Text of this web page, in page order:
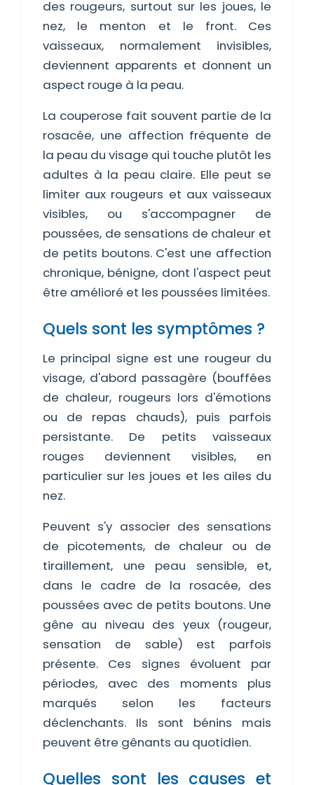
des rougeurs, surtout sur les joues, le
nez, le menton et le front. Ces
vaisseaux, normalement invisibles,
deviennent apparents et donnent un
aspect rouge à la peau.
La couperose fait souvent partie de la
rosacée, une affection fréquente de
la peau du visage qui touche plutôt les
adultes à la peau claire. Elle peut se
limiter aux rougeurs et aux vaisseaux
visibles, ou s'accompagner de
poussées, de sensations de chaleur et
de petits boutons. C'est une affection
chronique, bénigne, dont l'aspect peut
être amélioré et les poussées limitées.
Quels sont les symptômes ?
Le principal signe est une rougeur du
visage, d'abord passagère (bouffées
de chaleur, rougeurs lors d'émotions
ou de repas chauds), puis parfois
persistante. De petits vaisseaux
rouges deviennent visibles, en
particulier sur les joues et les ailes du
nez.
Peuvent s'y associer des sensations
de picotements, de chaleur ou de
tiraillement, une peau sensible, et,
dans le cadre de la rosacée, des
poussées avec de petits boutons. Une
gêne au niveau des yeux (rougeur,
sensation de sable) est parfois
présente. Ces signes évoluent par
périodes, avec des moments plus
marqués selon les facteurs
déclenchants. Ils sont bénins mais
peuvent être gênants au quotidien.
Quelles sont les causes et